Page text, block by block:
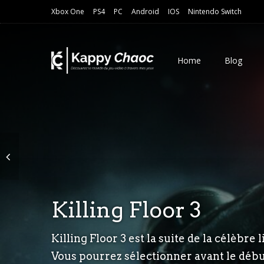
Xbox One PS4 PC Android IOS Nintendo Switch
Home Blog
Killing Floor 3
Killing Floor 3 est la suite de la célèbre
Vous pourrez sélectionner avant le
Mr Toilet
Mr Toilet est un jeu indépendant qui est
entreprise qui propose un service,
Blood Reaver
Blood Reaver est un FPS dans lequel
aurez à chaque bout de map accès à